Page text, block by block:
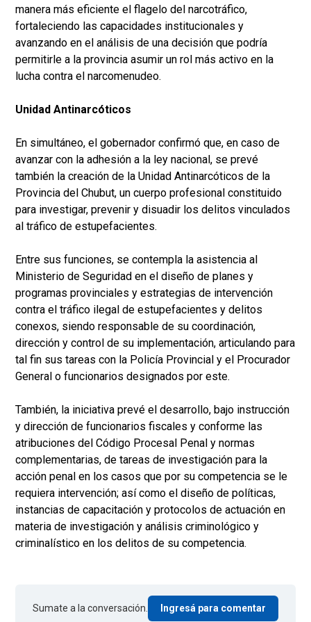
manera más eficiente el flagelo del narcotráfico,
fortaleciendo las capacidades institucionales y
avanzando en el análisis de una decisión que podría
permitirle a la provincia asumir un rol más activo en la
lucha contra el narcomenudeo.
Unidad Antinarcóticos
En simultáneo, el gobernador confirmó que, en caso de
avanzar con la adhesión a la ley nacional, se prevé
también la creación de la Unidad Antinarcóticos de la
Provincia del Chubut, un cuerpo profesional constituido
para investigar, prevenir y disuadir los delitos vinculados
al tráfico de estupefacientes.
Entre sus funciones, se contempla la asistencia al
Ministerio de Seguridad en el diseño de planes y
programas provinciales y estrategias de intervención
contra el tráfico ilegal de estupefacientes y delitos
conexos, siendo responsable de su coordinación,
dirección y control de su implementación, articulando para
tal fin sus tareas con la Policía Provincial y el Procurador
General o funcionarios designados por este.
También, la iniciativa prevé el desarrollo, bajo instrucción
y dirección de funcionarios fiscales y conforme las
atribuciones del Código Procesal Penal y normas
complementarias, de tareas de investigación para la
acción penal en los casos que por su competencia se le
requiera intervención; así como el diseño de políticas,
instancias de capacitación y protocolos de actuación en
materia de investigación y análisis criminológico y
criminalístico en los delitos de su competencia.
Sumate a la conversación. Ingresá para comentar